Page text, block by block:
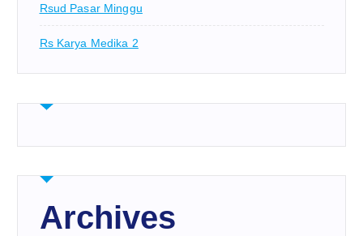
Rsud Pasar Minggu
Rs Karya Medika 2
Archives